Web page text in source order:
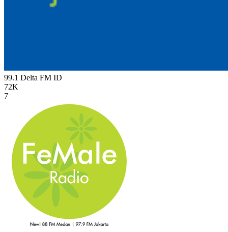
99.1 Delta FM ID
72K
7